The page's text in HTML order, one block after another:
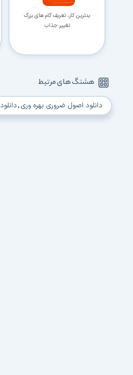
بدترین کار، تعریف گام های بزرگ
تغییر جذاب
هشتگ های مرتبط
دانلود اصول ضروری بهره وری,دانلود Essential principles of productivity